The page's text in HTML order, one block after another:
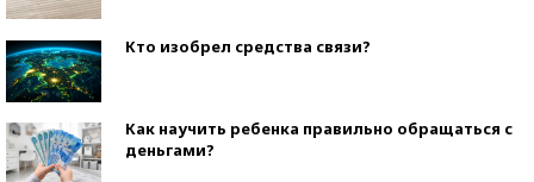
Кто изобрел средства связи?
Как научить ребенка правильно обращаться с
деньгами?